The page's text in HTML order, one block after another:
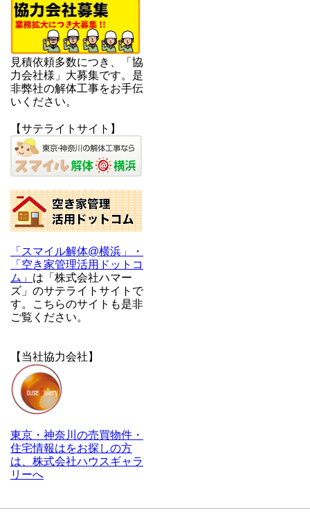
見積依頼多数につき、「協
力会社様」大募集です。是
非弊社の解体工事をお手伝
いください。
【サテライトサイト】
「スマイル解体@横浜」・
「空き家管理活用ドットコ
ム」 は「株式会社ハマー
ズ」のサテライトサイトで
す。こちらのサイトも是非
ご覧ください。
【当社協力会社】
東京・神奈川の売買物件・
住宅情報はをお探しの方
は、株式会社ハウスギャラ
リーへ